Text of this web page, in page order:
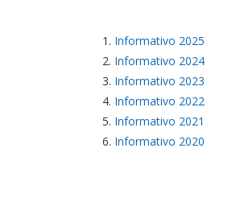
Informativo 2025
Informativo 2024
Informativo 2023
Informativo 2022
Informativo 2021
Informativo 2020